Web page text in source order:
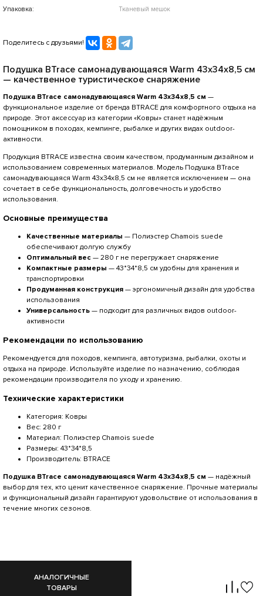
Упаковка:
Тканевый мешок
Поделитесь с друзьями!
Подушка BTrace самонадувающаяся Warm 43x34x8,5 см
— качественное туристическое снаряжение
Подушка BTrace самонадувающаяся Warm 43x34x8,5 см —
функциональное изделие от бренда BTRACE для комфортного отдыха на
природе. Этот аксессуар из категории «Ковры» станет надёжным
помощником в походах, кемпинге, рыбалке и других видах outdoor-
активности.
Продукция BTRACE известна своим качеством, продуманным дизайном и
использованием современных материалов. Модель Подушка BTrace
самонадувающаяся Warm 43x34x8,5 см не является исключением — она
сочетает в себе функциональность, долговечность и удобство
использования.
Основные преимущества
Качественные материалы — Полиэстер Сhamois suede
обеспечивают долгую службу
Оптимальный вес — 280 г не перегружает снаряжение
Компактные размеры — 43*34*8,5 см удобны для хранения и
транспортировки
Продуманная конструкция — эргономичный дизайн для удобства
использования
Универсальность — подходит для различных видов outdoor-
активности
Рекомендации по использованию
Рекомендуется для походов, кемпинга, автотуризма, рыбалки, охоты и
отдыха на природе. Используйте изделие по назначению, соблюдая
рекомендации производителя по уходу и хранению.
Технические характеристики
Категория: Ковры
Вес: 280 г
Материал: Полиэстер Сhamois suede
Размеры: 43*34*8,5
Производитель: BTRACE
Подушка BTrace самонадувающаяся Warm 43x34x8,5 см — надёжный
выбор для тех, кто ценит качественное снаряжение. Прочные материалы
и функциональный дизайн гарантируют удовольствие от использования в
течение многих сезонов.
АНАЛОГИЧНЫЕ
ТОВАРЫ